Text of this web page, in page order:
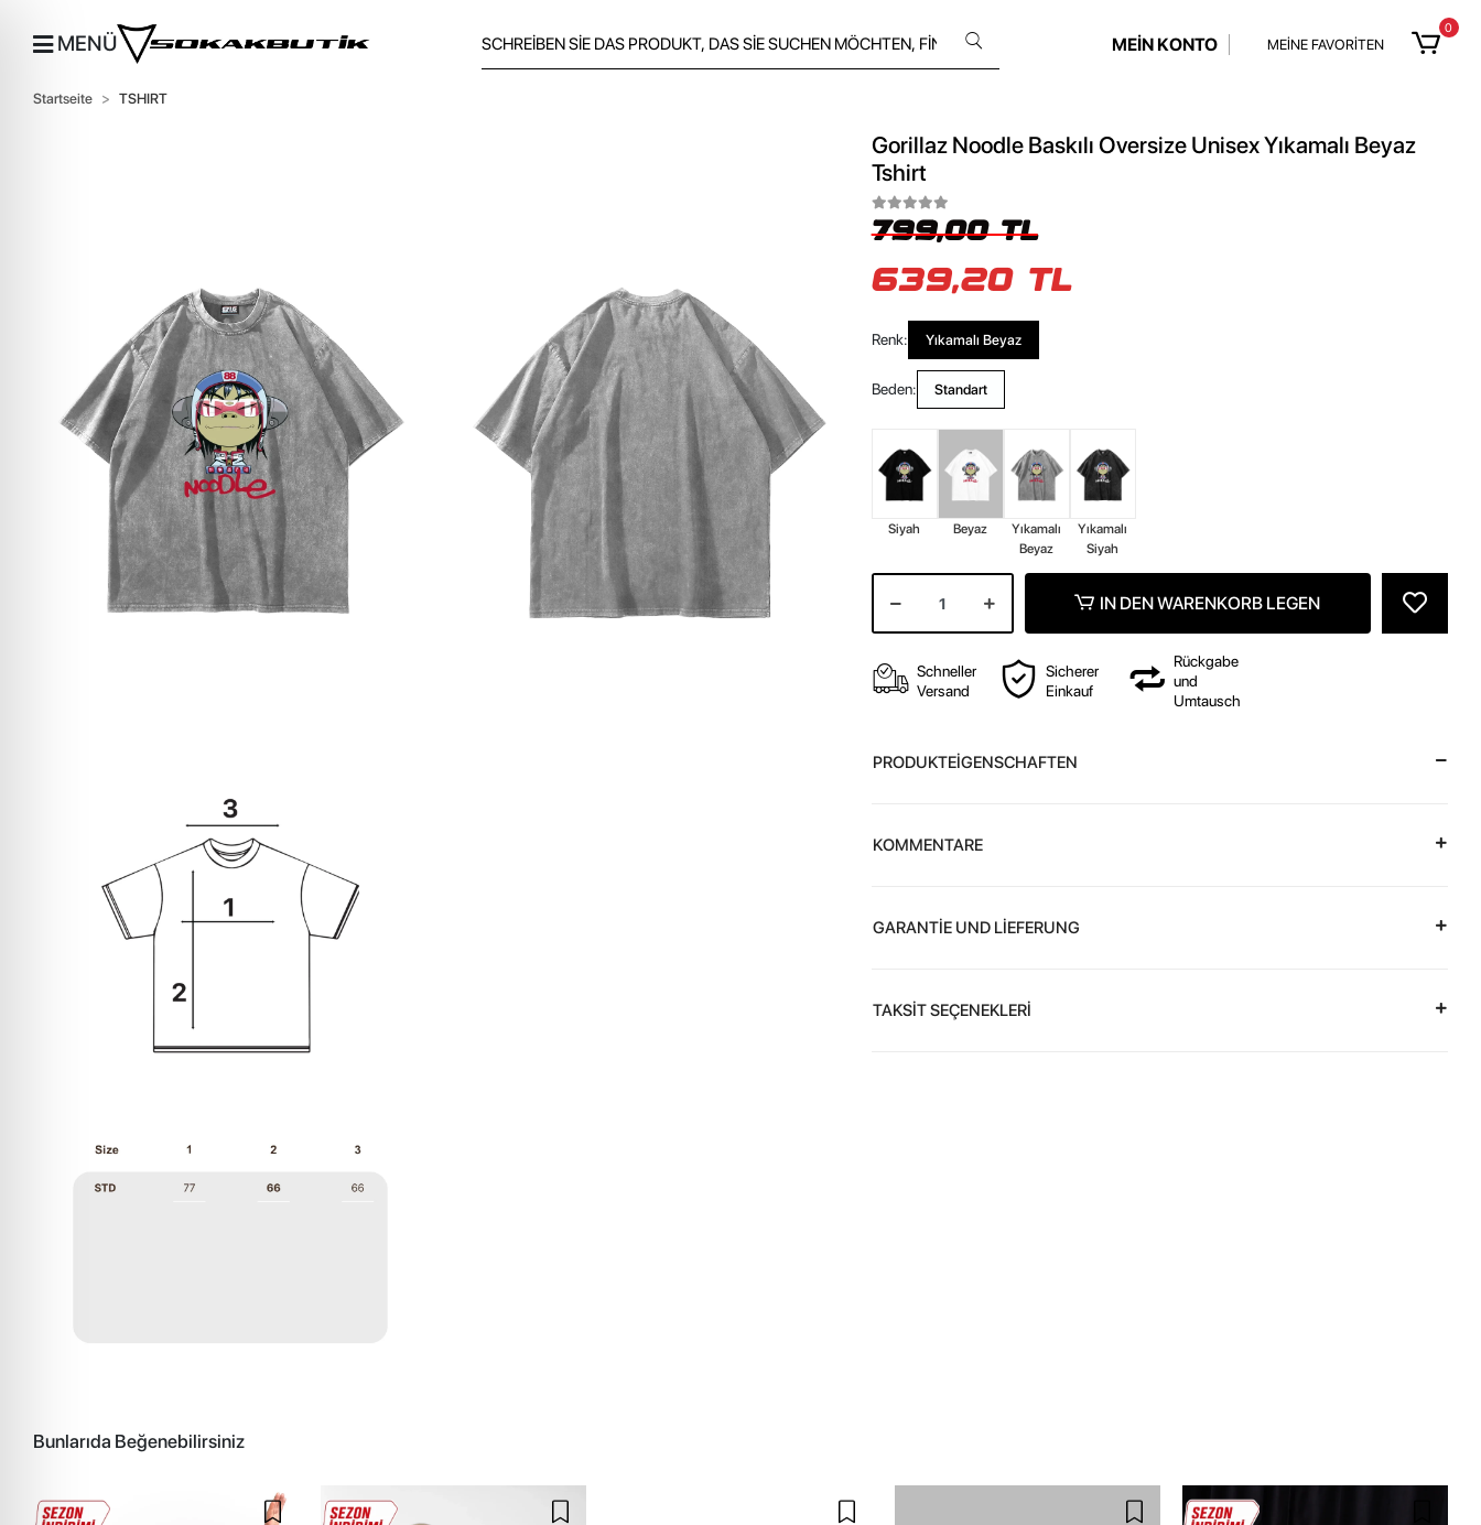
MENÜ MEİN KONTO MEİNE FAVORİTEN
0
Startseite TSHIRT
Gorillaz Noodle Baskılı Oversize Unisex Yıkamalı Beyaz
Tshirt
799,00 TL
639,20 TL
Renk: Yıkamalı Beyaz
Beden: Standart
Siyah Beyaz
Yıkamalı
Beyaz
Yıkamalı
Siyah
IN DEN WARENKORB LEGEN
Schneller
Versand
Sicherer
Einkauf
Rückgabe
und
Umtausch
PRODUKTEİGENSCHAFTEN
KOMMENTARE
GARANTİE UND LİEFERUNG
TAKSİT SEÇENEKLERİ
Bunlarıda Beğenebilirsiniz